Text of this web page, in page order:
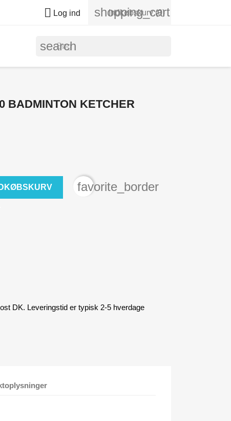
 Log ind shopping_cart
Indkøbskurv (0)
search
BADMINTON KETCHER
favorite_border
DK. Leveringstid er typisk 2-5 hverdage